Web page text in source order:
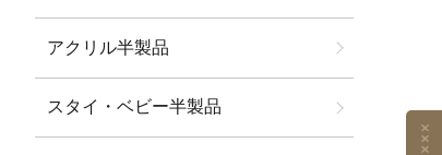
アクリル半製品
スタイ・ベビー半製品